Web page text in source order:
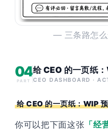
— 三条路怎么
04
PART
给 CEO 的一页纸
CEO DASHBOARD ·
给 CEO 的一页纸：WIP
你可以把下面这张 「经